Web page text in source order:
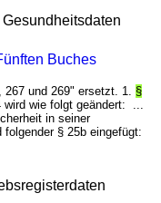
Buches
267 und 269" ersetzt. 1. §
wie folgt geändert: ...
in seiner
folgender § 25b eingefügt: